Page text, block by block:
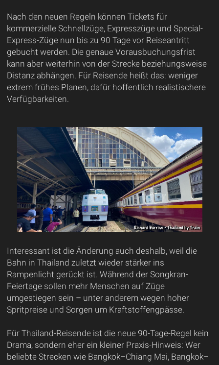
Nach den neuen Regeln können Tickets für
kommerzielle Schnellzüge, Expresszüge und Special-
Express-Züge nun bis zu 90 Tage vor Reiseantritt
gebucht werden. Die genaue Vorausbuchungsfrist
kann aber weiterhin von der Strecke beziehungsweise
Distanz abhängen. Für Reisende heißt das: weniger
extrem frühes Planen, dafür hoffentlich realistischere
Verfügbarkeiten.
Interessant ist die Änderung auch deshalb, weil die
Bahn in Thailand zuletzt wieder stärker ins
Rampenlicht gerückt ist. Während der Songkran-
Feiertage sollen mehr Menschen auf Züge
umgestiegen sein – unter anderem wegen hoher
Spritpreise und Sorgen um Kraftstoffengpässe.
Für Thailand-Reisende ist die neue 90-Tage-Regel kein
Drama, sondern eher ein kleiner Praxis-Hinweis: Wer
beliebte Strecken wie Bangkok–Chiang Mai, Bangkok–